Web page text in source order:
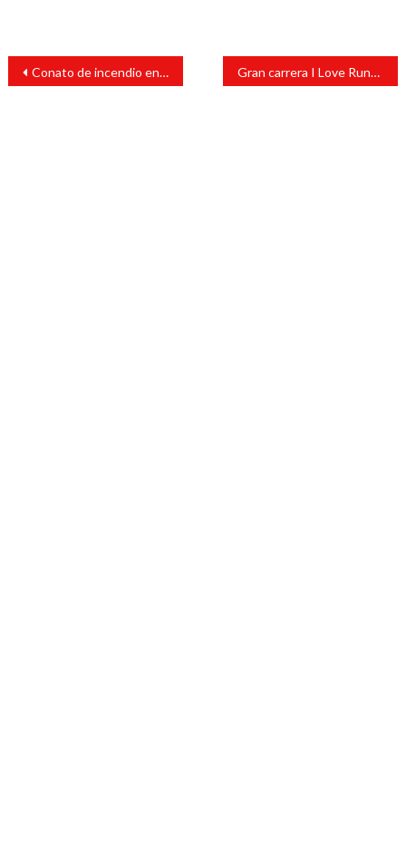
Navegación
entradas
Conato de incendio en Mercado Revolución en Córdoba Gran carrera I Love Running en celebración del día del amor